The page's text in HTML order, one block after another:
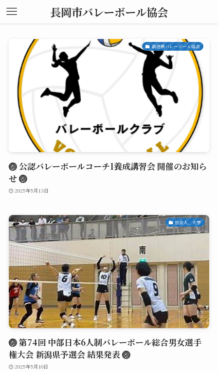
長岡市バレーボール協会
新潟県バレーボール協会
🏐 公認バレーボールコーチ1養成講習会 開催のお知ら
せ 🏐
2025年5月13日
社会人、大学
🏐 第74回 中部日本6人制バレーボール総合男女選手
権大会 新潟県予選会 結果発表 🏐
2025年5月10日